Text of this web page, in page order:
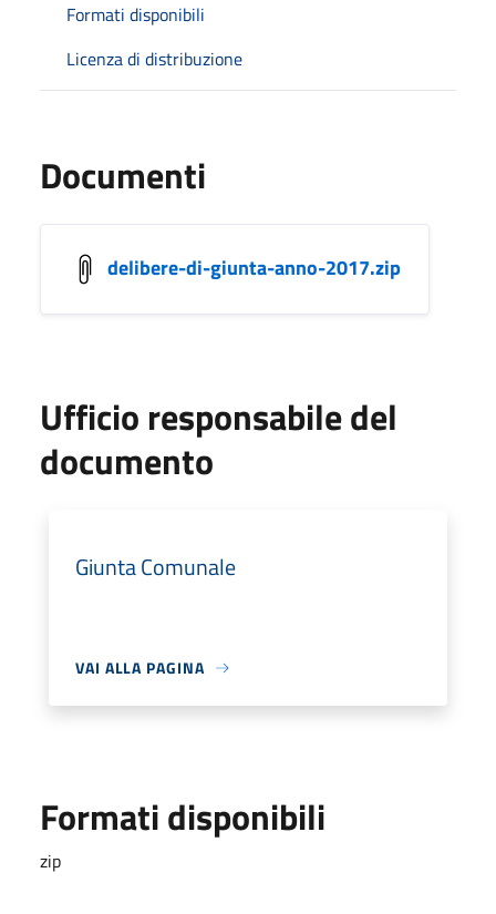
Formati disponibili
Licenza di distribuzione
Documenti
delibere-di-giunta-anno-2017.zip
Ufficio responsabile del
documento
Giunta Comunale
VAI ALLA PAGINA
Formati disponibili
zip